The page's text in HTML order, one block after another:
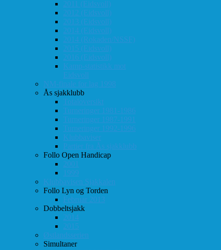
2011 (Eidsvoll)
2012 (Eidsvoll)
2013 (Eidsvoll)
2014 (Eidsvoll)
2014 (Rokaden/NSSF)
2015 (Eidsvoll)
2016 (Eidsvoll)
Kamp-statistikk mot
Eidsvoll
NM-finale for lag 1998
Ås sjakklubb
Totaloversikt
Turneringer 1981-1986
Turneringer 1987-1991
Turneringer 1992-1996
Klubbaviser
Partier fra Ås sjakklubb
Follo Open Handicap
2001
1999
Klubbavisen Sjakkalen
Follo Lyn og Torden
Februar 2013
Dobbeltsjakk
2014
2015
Østlandsserien
Simultaner